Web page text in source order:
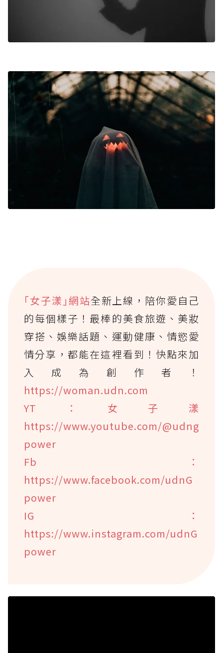
｢女子漾｣網站全新上線，陪你愛自己
的每個樣子！最棒的美食旅遊、美妝
穿搭、娛樂話題、運動健康、情慾愛
情分享，都能在這裡看到！快點來加
入成為創作者！
https://woman.udn.com
YT：女子漾
https://www.youtube.com/@udng
power
Fb：
https://www.facebook.com/udnG
power
IG：
https://www.instagram.com/udnG
power